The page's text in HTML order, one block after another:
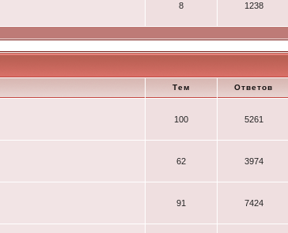
8 1238
Тем Ответов
100 5261
62 3974
91 7424